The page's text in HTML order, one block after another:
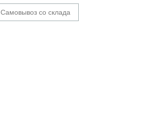
Самовывоз со склада